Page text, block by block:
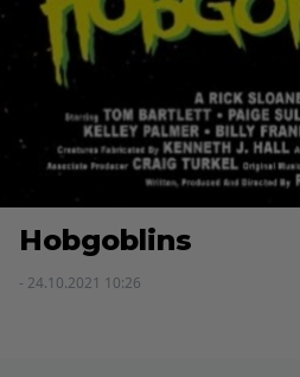
Hobgoblins
- 24.10.2021 10:26